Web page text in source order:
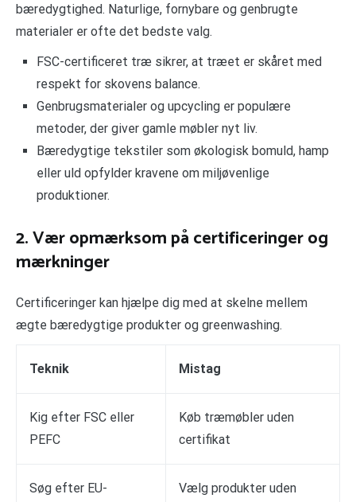
bæredygtighed. Naturlige, fornybare og genbrugte
materialer er ofte det bedste valg.
FSC-certificeret træ sikrer, at træet er skåret med
respekt for skovens balance.
Genbrugsmaterialer og upcycling er populære
metoder, der giver gamle møbler nyt liv.
Bæredygtige tekstiler som økologisk bomuld, hamp
eller uld opfylder kravene om miljøvenlige
produktioner.
2. Vær opmærksom på certificeringer og
mærkninger
Certificeringer kan hjælpe dig med at skelne mellem
ægte bæredygtige produkter og greenwashing.
Teknik Mistag
Kig efter FSC eller
PEFC
Køb træmøbler uden
certifikat
Søg efter EU-
Vælg produkter uden